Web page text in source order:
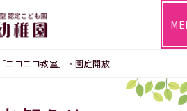
ニコニコ教室」・園庭開放